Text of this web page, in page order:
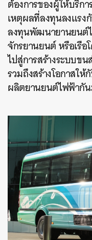
ต้องการของผู้ให้บริก
เหตุผลที่ลงทุนลงแรง
ลงทุนพัฒนายานยนต์
จักรยานยนต์ หรือเรื
ไปสู่การสร้างระบบข
รวมถึงสร้างโอกาสใ
ผลิตยานยนต์ไฟฟ้ากั